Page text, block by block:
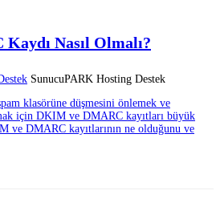
Nasıl Olmalı?
SunucuPARK Hosting Destek
klasörüne düşmesini önlemek ve
için DKIM ve DMARC kayıtları büyük
ve DMARC kayıtlarının ne olduğunu ve